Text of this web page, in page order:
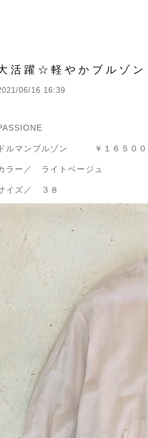
活躍☆軽やかブルゾン
06/16 16:39
ドルマンブルゾン ￥１６５００
ラー／ ライトベージュ
イズ／ ３８